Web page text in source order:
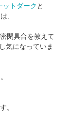
ットダーク と
は、
閉具合を教えて
気になっていま
。